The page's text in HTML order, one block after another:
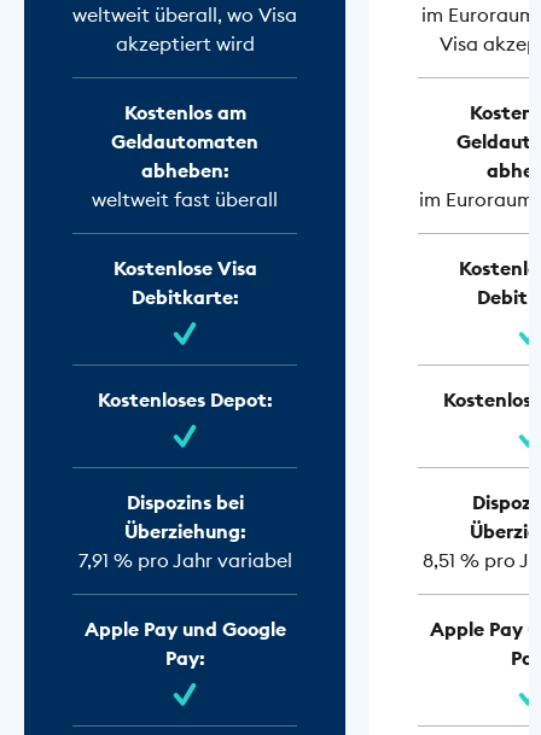
weltweit überall, wo Visa
akzeptiert wird
Kostenlos am
Geldautomaten
abheben:
weltweit fast überall
Kostenlose Visa
Debitkarte:
Kostenloses Depot:
Dispozins bei
Überziehung:
7,91 % pro Jahr variabel
Apple Pay und Google
Pay:
im
Visa
im
8,51 % pro
Apple Pay